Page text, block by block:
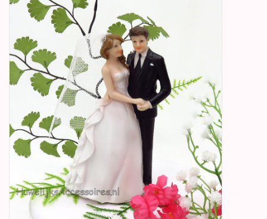
Betty Boop Huwelijk
Jubileum
Geboorte, Doop en
Communie
SALE